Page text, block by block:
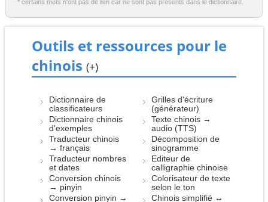
* certains mots n'ont pas de lien car ne sont pas présents dans le dictionnaire.
Outils et ressources pour le
chinois (+)
Dictionnaire de
classificateurs
Dictionnaire chinois
d'exemples
Traducteur chinois
→ français
Traducteur nombres
et dates
Conversion chinois
→ pinyin
Conversion pinyin →
Grilles d'écriture
(générateur)
Texte chinois →
audio (TTS)
Décomposition de
sinogramme
Editeur de
calligraphie chinoise
Colorisateur de texte
selon le ton
Chinois simplifié ↔